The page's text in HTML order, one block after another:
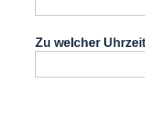
Zu welcher